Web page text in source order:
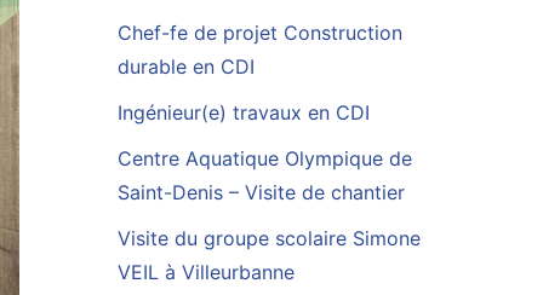
Chef-fe de projet Construction
durable en CDI
Ingénieur(e) travaux en CDI
Centre Aquatique Olympique de
Saint-Denis – Visite de chantier
Visite du groupe scolaire Simone
VEIL à Villeurbanne